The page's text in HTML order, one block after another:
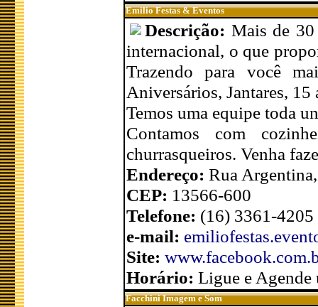
Emilio Festas & Eventos
Descrição: Mais de
internacional, o que
Trazendo para você
Aniversários, Jantares,
Temos uma equipe toda
Contamos com
churrasqueiros. Venha
Endereço: Rua
CEP: 13566-600
Telefone: (16) 3361-
e-mail:
Site:
Horário: Ligue e Agende
Facchini Imagem e Som